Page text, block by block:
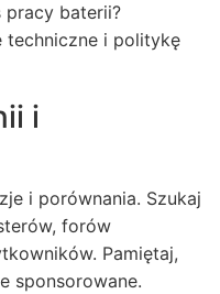
pracy baterii?
techniczne i politykę
i
i porównania. Szukaj
forów
Pamiętaj,
sponsorowane.